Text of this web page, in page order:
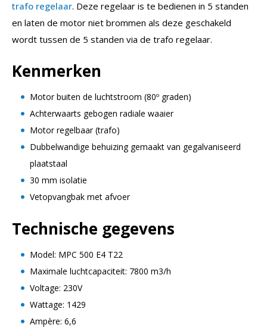
trafo regelaar. Deze regelaar is te bedienen in 5 standen
en laten de motor niet brommen als deze geschakeld
wordt tussen de 5 standen via de trafo regelaar.
Kenmerken
Motor buiten de luchtstroom (80º graden)
Achterwaarts gebogen radiale waaier
Motor regelbaar (trafo)
Dubbelwandige behuizing gemaakt van gegalvaniseerd
plaatstaal
30 mm isolatie
Vetopvangbak met afvoer
Technische gegevens
Model: MPC 500 E4 T22
Maximale luchtcapaciteit: 7800 m3/h
Voltage: 230V
Wattage: 1429
Ampère: 6,6